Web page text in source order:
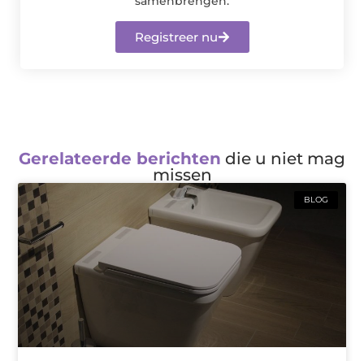
Registreer nu
Gerelateerde berichten die u niet mag
missen
BLOG